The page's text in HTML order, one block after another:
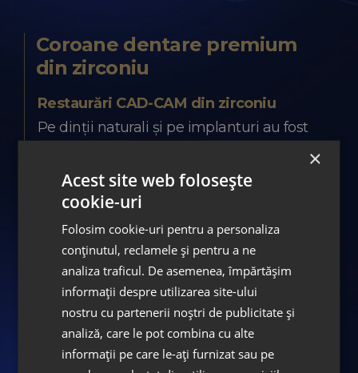
Coroane dentare premium
din zirconiu
Restaurări CAD-CAM din zirconiu
Pe dinții naturali și pe implanturi au fost
CAD-CAM, proiectate digital pentru
rezistență, precizie și integrare estetică
naturală.
Află mai multe despre coroanele dentare din
zirconiu
×
Acest site web folosește
cookie-uri
Folosim cookie-uri pentru a personaliza
conținutul, reclamele și pentru a ne
analiza traficul. De asemenea, împărtășim
informații despre utilizarea site-ului
nostru cu partenerii noștri de publicitate și
analiză, care le pot combina cu alte
informații pe care le-ați furnizat sau pe